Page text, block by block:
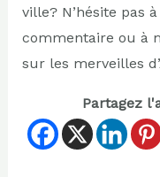
ville? N’hésite pas
commentaire ou à
sur les merveilles
Partagez